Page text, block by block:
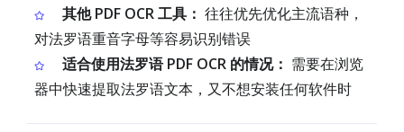
其他 PDF OCR 工具： 往往优先优化主流语种，
对法罗语重音字母等容易识别错误
适合使用法罗语 PDF OCR 的情况： 需要在浏览
器中快速提取法罗语文本，又不想安装任何软件时